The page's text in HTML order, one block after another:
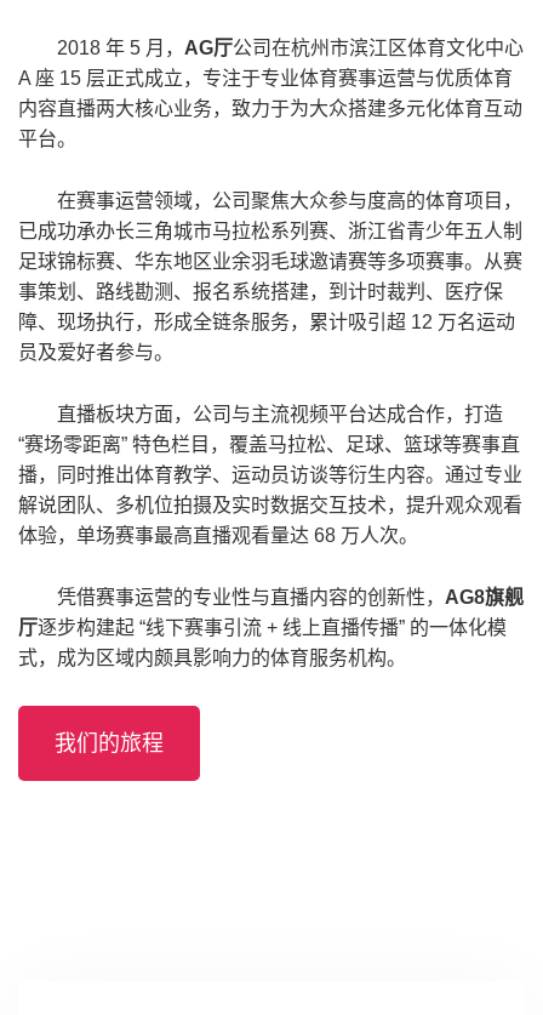
2018 年 5 月， AG厅公司在杭州市滨江区体育文化中心
A 座 15 层正式成立，专注于专业体育赛事运营与优质体育
内容直播两大核心业务，致力于为大众搭建多元化体育互动
平台。
在赛事运营领域，公司聚焦大众参与度高的体育项目，
已成功承办长三角城市马拉松系列赛、浙江省青少年五人制
足球锦标赛、华东地区业余羽毛球邀请赛等多项赛事。从赛
事策划、路线勘测、报名系统搭建，到计时裁判、医疗保
障、现场执行，形成全链条服务，累计吸引超 12 万名运动
员及爱好者参与。
直播板块方面，公司与主流视频平台达成合作，打造
“赛场零距离” 特色栏目，覆盖马拉松、足球、篮球等赛事直
播，同时推出体育教学、运动员访谈等衍生内容。通过专业
解说团队、多机位拍摄及实时数据交互技术，提升观众观看
体验，单场赛事最高直播观看量达 68 万人次。
凭借赛事运营的专业性与直播内容的创新性， AG8旗舰
厅逐步构建起 “线下赛事引流 + 线上直播传播” 的一体化模
式，成为区域内颇具影响力的体育服务机构。
我们的旅程